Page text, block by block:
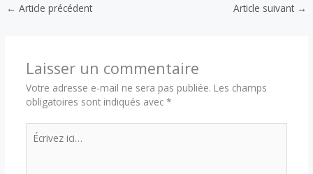
← Article précédent Article suivant →
Laisser un commentaire
Votre adresse e-mail ne sera pas publiée. Les champs
obligatoires sont indiqués avec *
Écrivez
ici…